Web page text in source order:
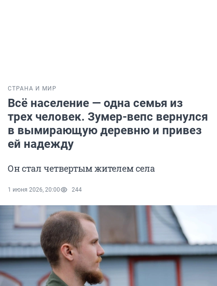
СТРАНА И МИР
Всё население — одна семья из
трех человек. Зумер-вепс вернулся
в вымирающую деревню и привез
ей надежду
Он стал четвертым жителем села
1 июня 2026, 20:00 244